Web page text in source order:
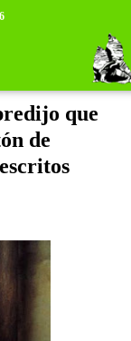
que
de